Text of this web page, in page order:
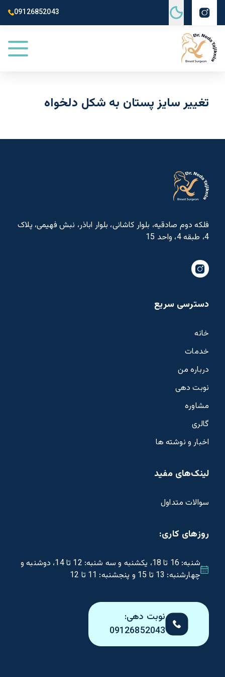
09126852043
تغییر سایز پستان به شکل دلخواه
فلکه دوم صادقیه، بلوار کاشانی، بلوار اباذر، نبش فهیمی، پلاک
4، طبقه 4، واحد 15
دسترسی سریع
خانه
خدمات
درباره من
نوبت دهی
مشاوره
گالری
اخبار و نوشته ها
لینک‌های مفید
سوالات متداول
روزهای کاری:
شنبه: 16 تا 18، یکشنبه و سه شنبه: 12 تا 14، دوشنبه و
چهارشنبه: 13 تا 15 و پنجشنبه: 11 تا 12
نوبت دهی:
09126852043